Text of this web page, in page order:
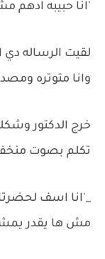
'انا حبيبه ادهم
لقيت الرساله
وانا متوتره
خرج الدكتور
تكلم بصوت
_'انا اسف
مش ها يقدر